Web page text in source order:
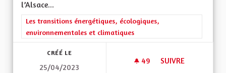
l’Alsace...
Filtrer les résultats de la catégorie : Les transitions
Les transitions énergétiques, écologiques,
environnementales et climatiques
CRÉÉ LE
25/04/2023
49 49 ABONNÉS
SUIVRE